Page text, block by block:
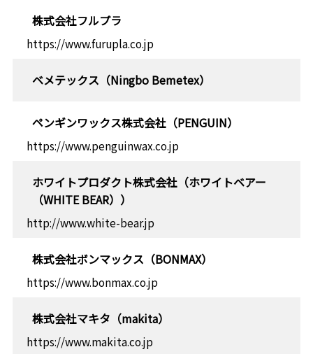
株式会社フルプラ
https://www.furupla.co.jp
ベメテックス（Ningbo Bemetex）
ペンギンワックス株式会社（PENGUIN）
https://www.penguinwax.co.jp
ホワイトプロダクト株式会社（ホワイトベアー
（WHITE BEAR））
http://www.white-bear.jp
株式会社ボンマックス（BONMAX）
https://www.bonmax.co.jp
株式会社マキタ（makita）
https://www.makita.co.jp